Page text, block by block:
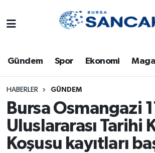
Gündem Spor Ekonomi
HABERLER GÜNDEM
Bursa Osmangazi
Uluslararası Tarihi
Koşusu kayıtları
Bursa
Dünya
Eğitim
Ekonomi
Trafik Durumu
Süper Lig Puan Durumu ve Fikstür
Tüm Manşetler
Son Dakika Haberleri